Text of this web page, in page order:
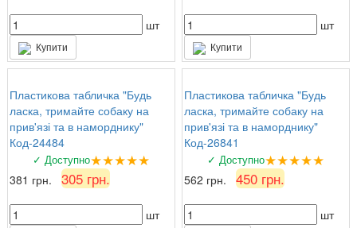
шт
Купити
шт
Купити
Пластикова табличка "Будь
ласка, тримайте собаку на
прив'язі та в наморднику"
Код-24484
✓ Доступно★★★★★
381 грн. 305 грн.
шт
Пластикова табличка "Будь
ласка, тримайте собаку на
прив'язі та в наморднику"
Код-26841
✓ Доступно★★★★★
562 грн. 450 грн.
шт